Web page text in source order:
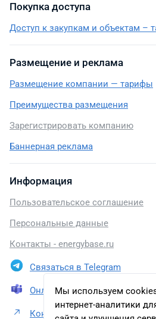
Мы используем
интернет-аналитики
Покупка доступа
Доступ к закупкам и объектам –
Размещение и реклама
Размещение компании — тарифы
Преимущества размещения
Зарегистрировать компанию
Баннерная реклама
Информация
Пользовательское соглашение
Персональные данные
Контакты - energybase.ru
Связаться в Telegram
Онлайн презентация
Контакты АО «Ангарская